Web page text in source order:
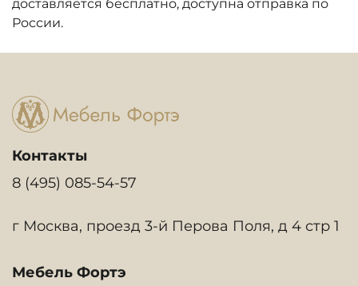
доставляется бесплатно, доступна отправка по
России.
Контакты
8 (495) 085-54-57
г Москва, проезд 3-й Перова Поля, д 4 стр 1
Мебель Фортэ